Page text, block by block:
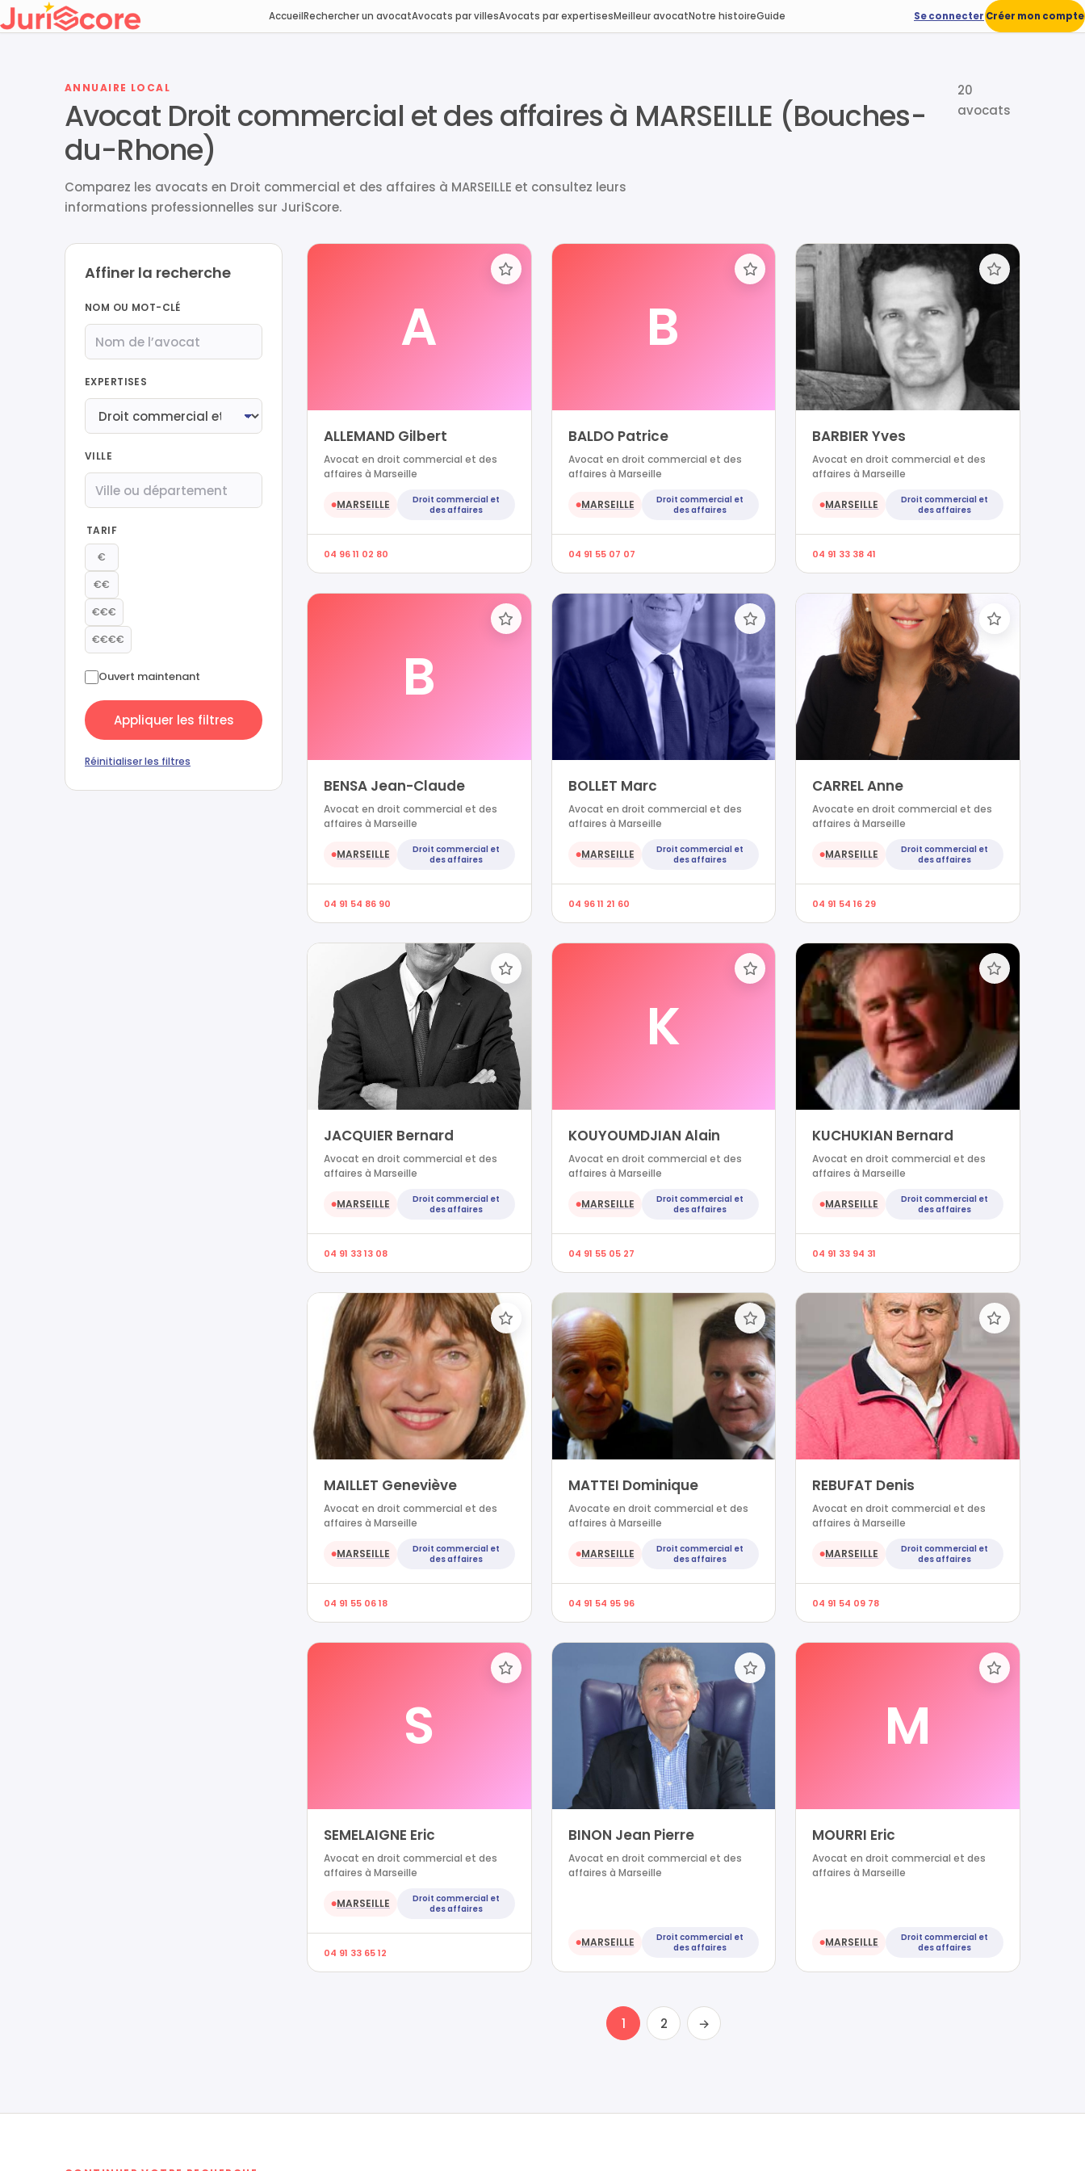
AccueilRechercher un avocatAvocats par villesAvocats par expertisesMeilleur avocatNotre histoireGuide Se connecter Créer mon compte
ANNUAIRE LOCAL
Avocat Droit commercial et des affaires à MARSEILLE (Bouches-
du-Rhone)
Comparez les avocats en Droit commercial et des affaires à MARSEILLE et consultez leurs
informations professionnelles sur JuriScore.
20
avocats
Affiner la recherche
NOM OU MOT-CLÉ
EXPERTISES
VILLE
TARIF
€
€€
€€€
€€€€
Ouvert maintenant
Appliquer les filtres
Réinitialiser les filtres
A
ALLEMAND Gilbert
Avocat en droit commercial et des
affaires à Marseille
●MARSEILLE
Droit commercial et
des affaires
04 96 11 02 80
B
BALDO Patrice
Avocat en droit commercial et des
affaires à Marseille
●MARSEILLE
Droit commercial et
des affaires
04 91 55 07 07
BARBIER Yves
Avocat en droit commercial et des
affaires à Marseille
●MARSEILLE
Droit commercial et
des affaires
04 91 33 38 41
B
BENSA Jean-Claude
Avocat en droit commercial et des
affaires à Marseille
●MARSEILLE
Droit commercial et
des affaires
04 91 54 86 90
BOLLET Marc
Avocat en droit commercial et des
affaires à Marseille
●MARSEILLE
Droit commercial et
des affaires
04 96 11 21 60
CARREL Anne
Avocate en droit commercial et des
affaires à Marseille
●MARSEILLE
Droit commercial et
des affaires
04 91 54 16 29
JACQUIER Bernard
Avocat en droit commercial et des
affaires à Marseille
●MARSEILLE
Droit commercial et
des affaires
04 91 33 13 08
K
KOUYOUMDJIAN Alain
Avocat en droit commercial et des
affaires à Marseille
●MARSEILLE
Droit commercial et
des affaires
04 91 55 05 27
KUCHUKIAN Bernard
Avocat en droit commercial et des
affaires à Marseille
●MARSEILLE
Droit commercial et
des affaires
04 91 33 94 31
MAILLET Geneviève
Avocat en droit commercial et des
affaires à Marseille
●MARSEILLE
Droit commercial et
des affaires
04 91 55 06 18
MATTEI Dominique
Avocate en droit commercial et des
affaires à Marseille
●MARSEILLE
Droit commercial et
des affaires
04 91 54 95 96
REBUFAT Denis
Avocat en droit commercial et des
affaires à Marseille
●MARSEILLE
Droit commercial et
des affaires
04 91 54 09 78
S
SEMELAIGNE Eric
Avocat en droit commercial et des
affaires à Marseille
●MARSEILLE
Droit commercial et
des affaires
04 91 33 65 12
BINON Jean Pierre
Avocat en droit commercial et des
affaires à Marseille
●MARSEILLE
Droit commercial et
des affaires
M
MOURRI Eric
Avocat en droit commercial et des
affaires à Marseille
●MARSEILLE
Droit commercial et
des affaires
1 2 →